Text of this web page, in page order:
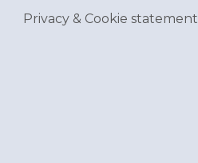
Privacy & Cookie statement